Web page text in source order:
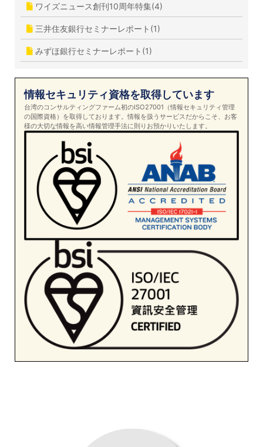
ワイズニュース創刊10周年特集(4)
三井住友銀行セミナーレポート(1)
みずほ銀行セミナーレポート(1)
情報セキュリティ資格を取得しています
台湾のコンサルティングファーム初のISO27001（情報セキュリティ管理
の国際資格）を取得しております。情報を扱うサービスだからこそ、お客
様の大切な情報を高い情報管理手法に則りお預かりいたします。